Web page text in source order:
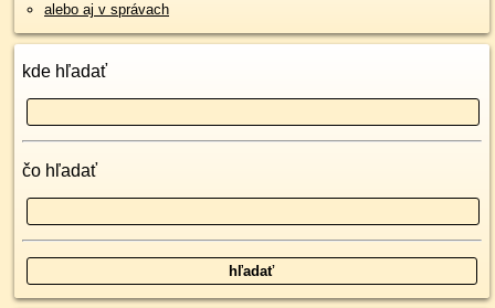
alebo aj v správach
kde hľadať
čo hľadať